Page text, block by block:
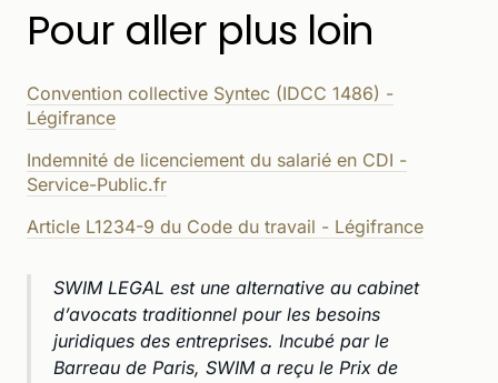
Pour aller plus loin
Convention collective Syntec (IDCC 1486) -
Légifrance
Indemnité de licenciement du salarié en CDI -
Service-Public.fr
Article L1234-9 du Code du travail - Légifrance
SWIM LEGAL est une alternative au cabinet
d’avocats traditionnel pour les besoins
juridiques des entreprises. Incubé par le
Barreau de Paris, SWIM a reçu le Prix de